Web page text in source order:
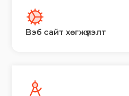
Вэб сайт хөгжүүлэлт